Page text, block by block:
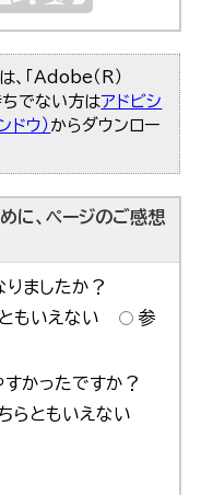
、「Adobe（R）
ちでない方はアドビシ
ドウ） からダウンロー
に、ページのご感想
ましたか？
もいえない
参
かったですか？
らともいえない